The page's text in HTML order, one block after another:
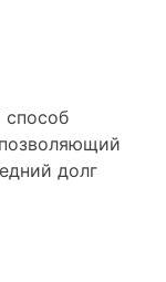
способ
долг